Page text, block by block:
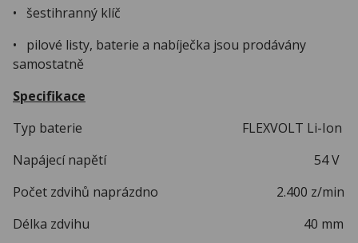
• šestihranný klíč
• pilové listy, baterie a nabíječka jsou prodávány
samostatně
Specifikace
Typ baterie FLEXVOLT Li-Ion
Napájecí napětí 54 V
Počet zdvihů naprázdno 2.400 z/min
Délka zdvihu 40 mm